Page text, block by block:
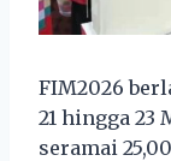
FIM2026
21 hingga 23
seramai